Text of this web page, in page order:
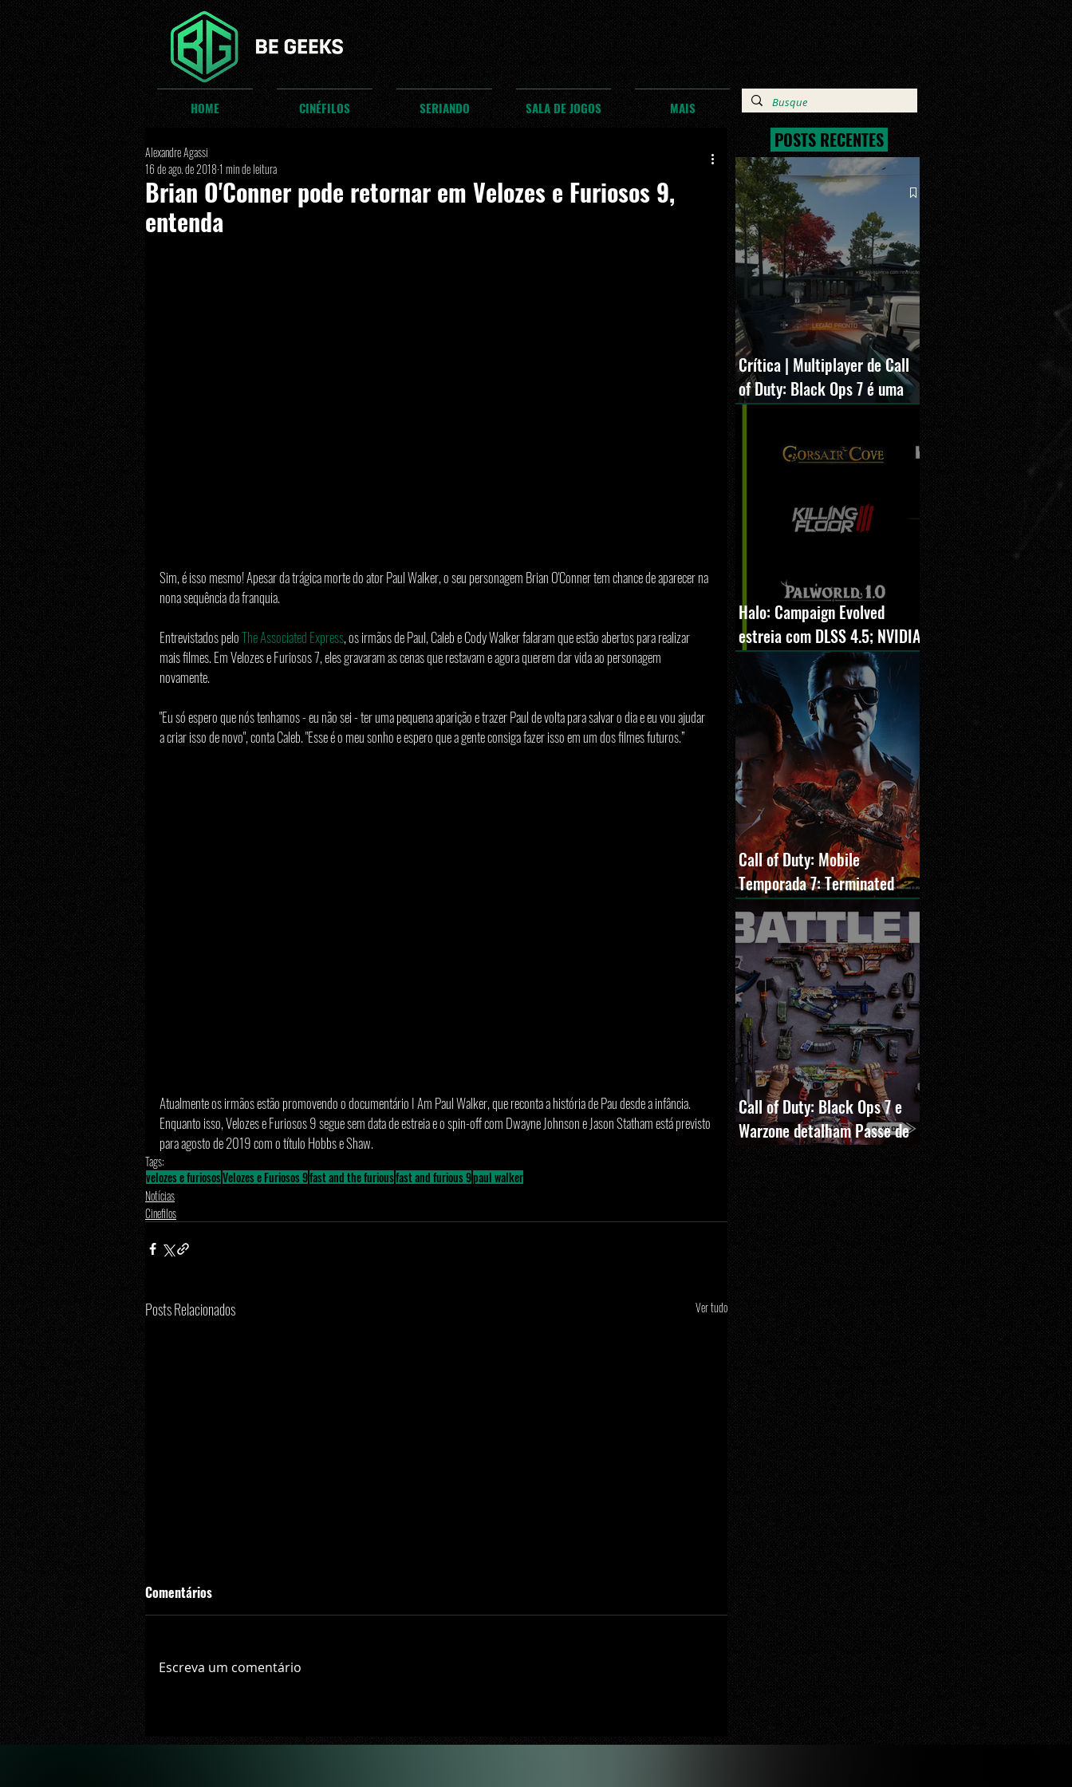
HOME CINÉFILOS SERIANDO SALA DE JOGOS MAIS
Brian O'Conner pode retornar em Velozes e Furiosos 9,
entenda
Alexandre Agassi
16 de ago. de 20181 min de leitura
Sim, é isso mesmo! Apesar da trágica morte do ator Paul Walker, o seu personagem Brian O'Conner tem chance de aparecer na
nona sequência da franquia.
Entrevistados pelo The Associated Express, os irmãos de Paul, Caleb e Cody Walker falaram que estão abertos para realizar
mais filmes. Em Velozes e Furiosos 7, eles gravaram as cenas que restavam e agora querem dar vida ao personagem
novamente.
"Eu só espero que nós tenhamos - eu não sei - ter uma pequena aparição e trazer Paul de volta para salvar o dia e eu vou ajudar
a criar isso de novo", conta Caleb. "Esse é o meu sonho e espero que a gente consiga fazer isso em um dos filmes futuros.”
Atualmente os irmãos estão promovendo o documentário I Am Paul Walker, que reconta a história de Pau desde a infância.
Enquanto isso, Velozes e Furiosos 9 segue sem data de estreia e o spin-off com Dwayne Johnson e Jason Statham está previsto
para agosto de 2019 com o título Hobbs e Shaw.
Tags:
velozes e furiososVelozes e Furiosos 9fast and the furiousfast and furious 9paul walker
Notícias
Cinefilos
Posts Relacionados Ver tudo
Vingadores: Guerra Infinita ultrapassa
Velozes e Furiosos vai virar série
Comentários
Escreva um comentário
POSTS RECENTES
Crítica | Multiplayer de Call
of Duty: Black Ops 7 é uma
experiência positiva,
Halo: Campaign Evolved
estreia com DLSS 4.5; NVIDIA
lança novo GeForce Game
Ready Driver para grandes
lançamentos
Call of Duty: Mobile
Temporada 7: Terminated
estreia com O Exterminador
do Futuro 2, novos modos e
Cronen Squall
Call of Duty: Black Ops 7 e
Warzone detalham Passe de
Batalha, BlackCell e novas
recompensas da Temporada 5